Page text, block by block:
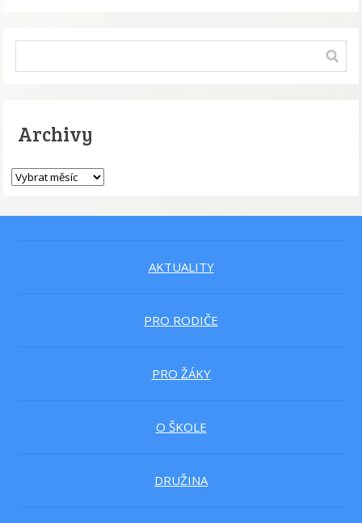
Archivy
AKTUALITY
PRO RODIČE
PRO ŽÁKY
O ŠKOLE
DRUŽINA